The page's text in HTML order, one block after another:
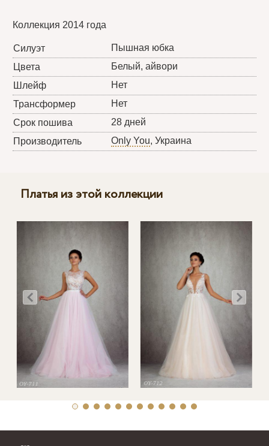
Коллекция 2014 года
Силуэт
Пышная юбка
Цвета
Белый, айвори
Шлейф
Нет
Трансформер
Нет
Срок пошива
28 дней
Производитель
Only You, Украина
Платья из этой коллекции